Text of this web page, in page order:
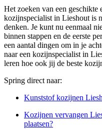
Het zoeken van een geschikte
kozijnspecialist in Lieshout is
denken. Je kunt nu eenmaal
binnen stappen en de eerste
een aantal dingen om in je
naar een kozijnspecialist in
leren hoe ook jij de beste
Spring direct naar:
Kunststof kozijnen
Kozijnen vervangen
plaatsen?